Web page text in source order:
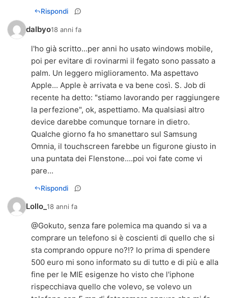
Rispondi
dalbyo18 anni fa
l'ho già scritto...per anni ho usato windows mobile,
poi per evitare di rovinarmi il fegato sono passato a
palm. Un leggero miglioramento. Ma aspettavo
Apple... Apple è arrivata e va bene così. S. Job di
recente ha detto: "stiamo lavorando per raggiungere
la perfezione", ok, aspettiamo. Ma qualsiasi altro
device darebbe comunque tornare in dietro.
Qualche giorno fa ho smanettaro sul Samsung
Omnia, il touchscreen farebbe un figurone giusto in
una puntata dei Flenstone....poi voi fate come vi
pare...
Rispondi
Lollo_ 18 anni fa
@Gokuto, senza fare polemica ma quando si va a
comprare un telefono si è coscienti di quello che si
sta comprando oppure no?!? Io prima di spendere
500 euro mi sono informato su di tutto e di più e alla
fine per le MIE esigenze ho visto che l'iphone
rispecchiava quello che volevo, se volevo un